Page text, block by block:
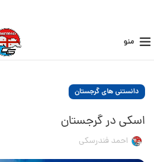
منو
دانستنی های گرجستان
اسکی در گرجستان
احمد فندرسکی